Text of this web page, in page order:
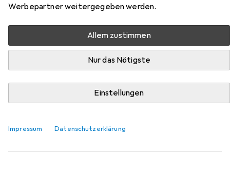
Werbepartner weitergegeben werden.
Allem zustimmen
Nur das Nötigste
Einstellungen
Impressum Datenschutzerklärung
Zubehör für Schneider Electric
LSSchalter iC60L
Hier findest du passendes Zubehör zum Produkt